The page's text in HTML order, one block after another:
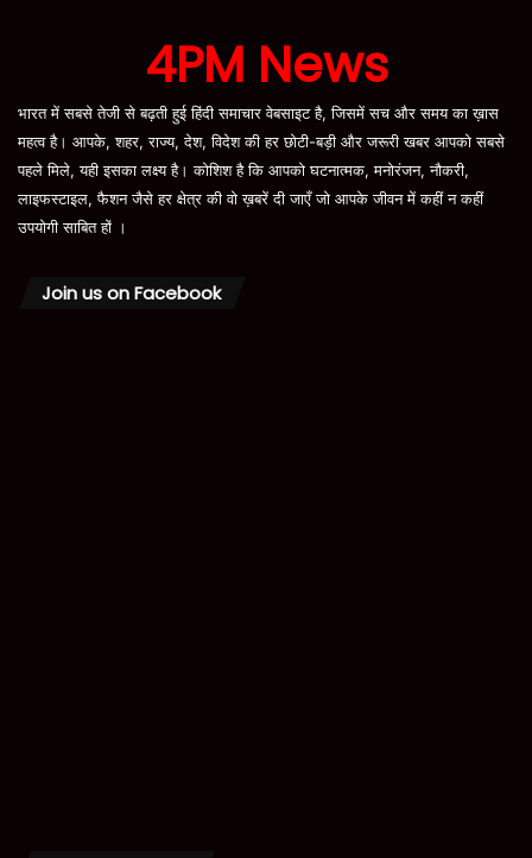
4PM News
भारत में सबसे तेजी से बढ़ती हुई हिंदी समाचार वेबसाइट है, जिसमें सच और समय का ख़ास
महत्व है। आपके, शहर, राज्य, देश, विदेश की हर छोटी-बड़ी और जरूरी खबर आपको सबसे
पहले मिले, यही इसका लक्ष्य है। कोशिश है कि आपको घटनात्मक, मनोरंजन, नौकरी,
लाइफस्टाइल, फैशन जैसे हर क्षेत्र की वो ख़बरें दी जाएँ जो आपके जीवन में कहीं न कहीं
उपयोगी साबित हों ।
Join us on Facebook